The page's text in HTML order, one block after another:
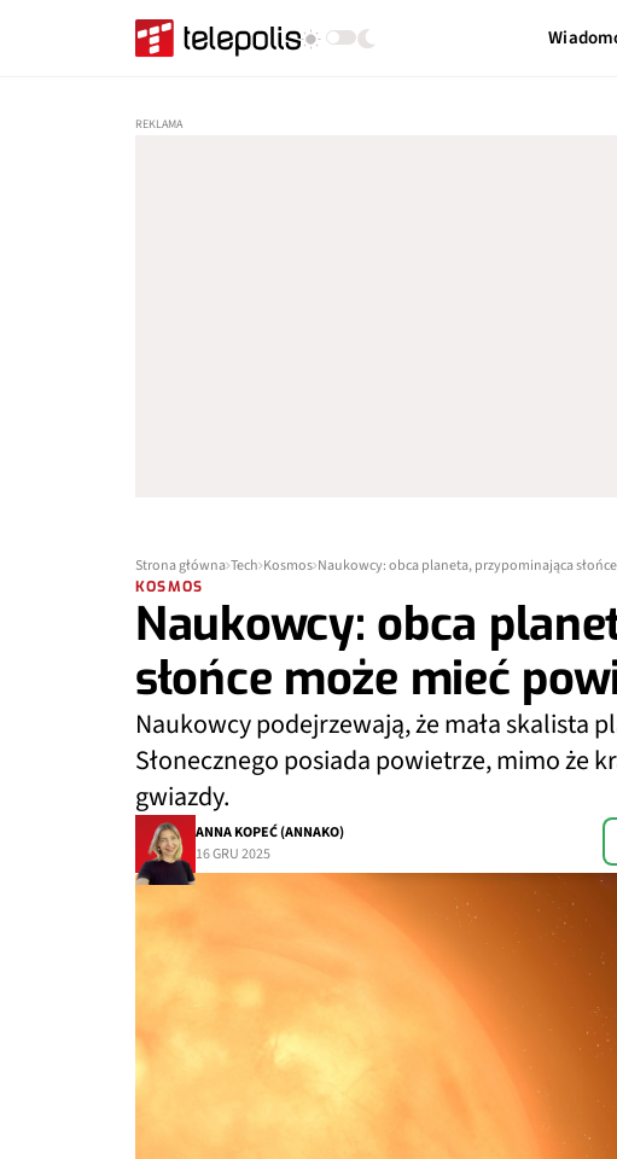
Strona główna Tech Kosmos Naukowcy: obca planeta, przypominająca
KOSMOS
Naukowcy: obca
słońce może mieć
Naukowcy podejrzewają, że mała skalista
Słonecznego posiada powietrze, mimo że
gwiazdy.
ANNA KOPEĆ (ANNAKO)
16 GRU 2025